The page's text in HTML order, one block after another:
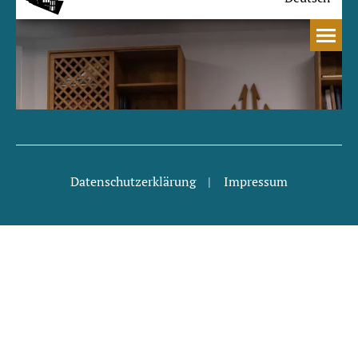
überspringen
Datenschutzerklärung Impressum